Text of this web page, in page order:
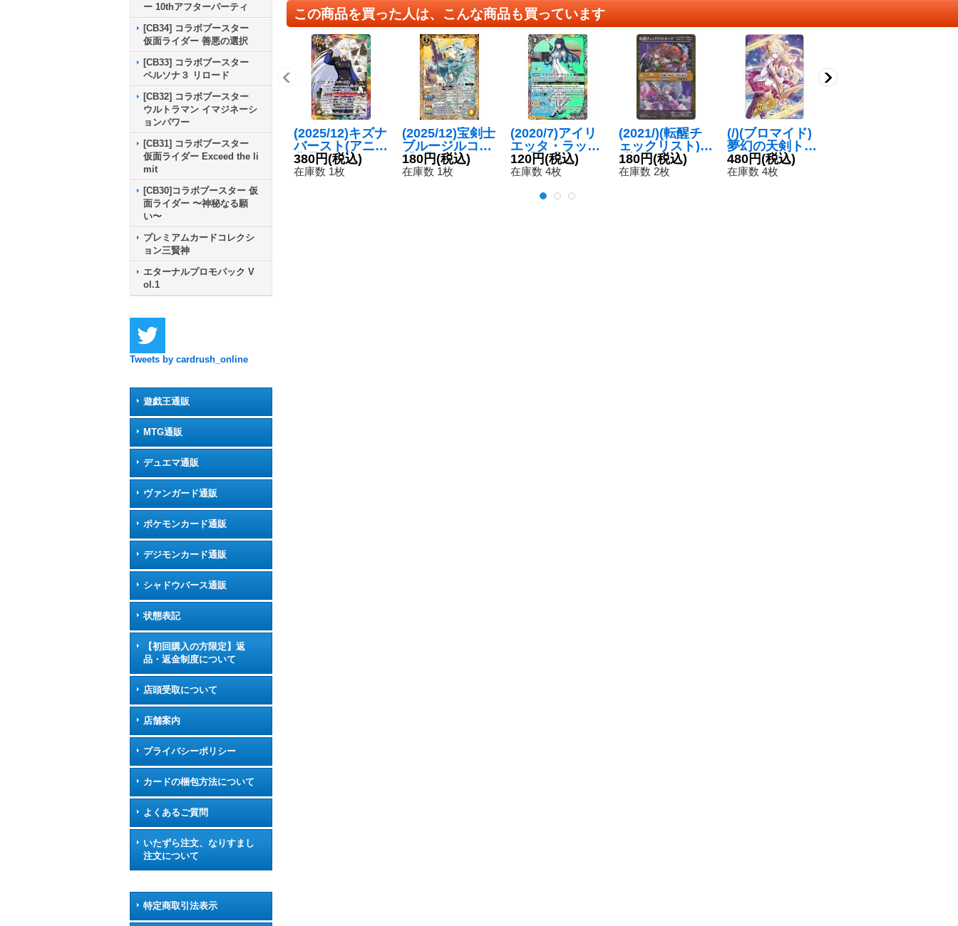
ー 10thアフターパーティ
[CB34] コラボブースター
仮面ライダー 善悪の選択
[CB33] コラボブースター
ペルソナ３ リロード
[CB32] コラボブースター
ウルトラマン イマジネーシ
ョンパワー
[CB31] コラボブースター
仮面ライダー Exceed the li
mit
[CB30]コラボブースター 仮
面ライダー 〜神秘なる願
い〜
プレミアムカードコレクシ
ョン三賢神
エターナルプロモパック V
ol.1
Tweets by cardrush_online
遊戯王通販
MTG通販
デュエマ通販
ヴァンガード通販
ポケモンカード通販
デジモンカード通販
シャドウバース通販
状態表記
【初回購入の方限定】返
品・返金制度について
店頭受取について
店舗案内
プライバシーポリシー
カードの梱包方法について
よくあるご質問
いたずら注文、なりすまし
注文について
特定商取引法表示
この商品を買った人は、こんな商品も買っています
(2025/12)キズナ
バースト(アニメ
背景/リイン・ジ
ーヴルイラスト)
380円(税込)
在庫数 1枚
(2025/12)宝剣士
ブルージルコ
【M】{BS73-04
9}《黄》
180円(税込)
在庫数 1枚
(2020/7)アイリ
エッタ・ラッシ
ュ【CP】{BS53
-CP09}《多》
120円(税込)
在庫数 4枚
(2021/)(転醒チ
ェックリスト)
[紫銀の弾道]八
咫烏孫市【P
180円(税込)
在庫数 2枚
(/)(ブロマイド)
夢幻の天剣トワ
イライト・ファ
ンタジア(レイ・
480円(税込)
在庫数 4枚